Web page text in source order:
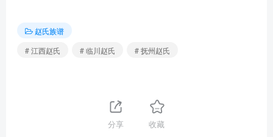
赵氏族谱
# 江西赵氏
# 临川赵氏 # 抚州赵氏
分享 收藏